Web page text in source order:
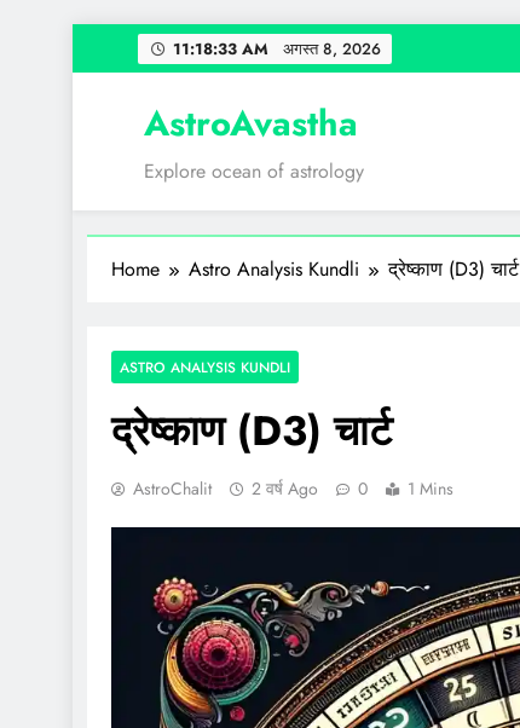
to
11:18:34 AM अगस्त 8, 2026
AstroAvastha
Explore ocean of astrology
Home Astro Analysis Kundli द्रेष्काण (D3) चार्ट
ASTRO ANALYSIS KUNDLI
द्रेष्काण (D3) चार्ट
AstroChalit 2 वर्ष Ago 0 1 Mins